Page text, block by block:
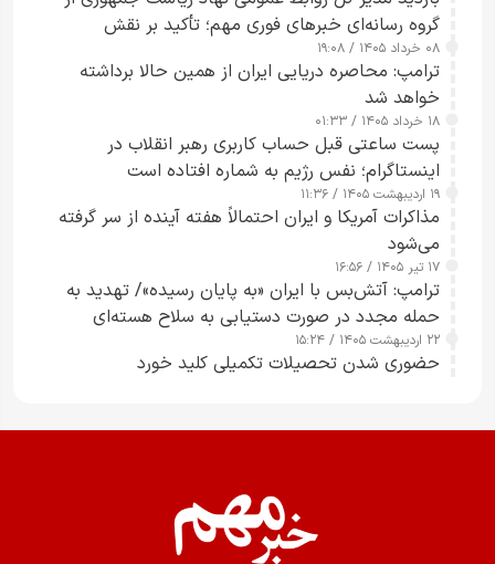
گروه رسانه‌ای خبرهای فوری مهم؛ تأکید بر نقش
رسانه‌های هوشمند و مسئول در ارتقای آگاهی عمومی
۰۸ خرداد ۱۴۰۵ / ۱۹:۰۸
ترامپ: محاصره دریایی ایران از همین حالا برداشته
خواهد شد
۱۸ خرداد ۱۴۰۵ / ۰۱:۳۳
پست ساعتی قبل حساب کاربری رهبر انقلاب در
اینستاگرام؛ نفس رژیم به شماره افتاده است​
۱۹ اردیبهشت ۱۴۰۵ / ۱۱:۳۶
مذاکرات آمریکا و ایران احتمالاً هفته آینده از سر گرفته
می‌شود
۱۷ تیر ۱۴۰۵ / ۱۶:۵۶
ترامپ: آتش‌بس با ایران «به پایان رسیده»/ تهدید به
حمله مجدد در صورت دستیابی به سلاح هسته‌ای
۲۲ اردیبهشت ۱۴۰۵ / ۱۵:۲۴
حضوری شدن تحصیلات تکمیلی کلید خورد